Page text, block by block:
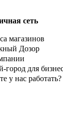
сеть
магазинов
Дозор
город для
у нас работать?